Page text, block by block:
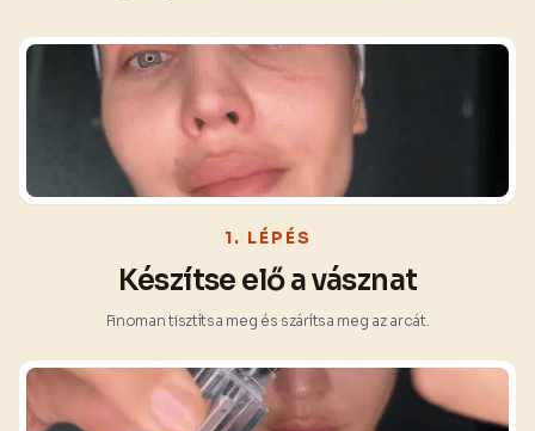
1. LÉPÉS
Készítse elő a vásznat
Finoman tisztítsa meg és szárítsa meg az arcát.